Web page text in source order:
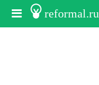
reformal.ru